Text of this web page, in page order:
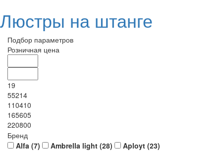
Люстры на штанге
Подбор параметров
Розничная цена
19
55214
110410
165605
220800
Бренд
Alfa (7) Ambrella light (28) Aployt (23)